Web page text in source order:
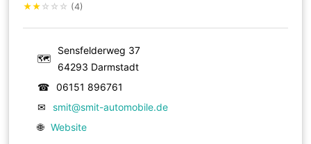
★★ ☆ ☆ ☆ (4)
🗺
Sensfelderweg 37
64293 Darmstadt
☎
06151 896761
✉
smit@smit-automobile.de
🌐 Website